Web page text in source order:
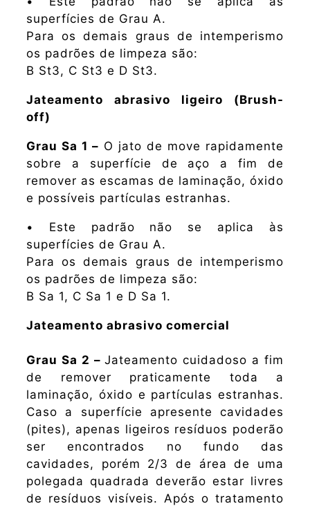
superfícies de Grau A.
Para os demais graus de intemperismo
os padrões de limpeza são:
B St3, C St3 e D St3.
Jateamento abrasivo ligeiro (Brush-
off)
Grau Sa 1 – O jato de move rapidamente
sobre a superfície de aço a fim de
remover as escamas de laminação, óxido
e possíveis partículas estranhas.
• Este padrão não se aplica às
superfícies de Grau A.
Para os demais graus de intemperismo
os padrões de limpeza são:
B Sa 1, C Sa 1 e D Sa 1.
Jateamento abrasivo comercial
Grau Sa 2 –Jateamento cuidadoso a fim
de remover praticamente toda a
laminação, óxido e partículas estranhas.
Caso a superfície apresente cavidades
(pites), apenas ligeiros resíduos poderão
ser encontrados no fundo das
cavidades, porém 2/3 de área de uma
polegada quadrada deverão estar livres
de resíduos visíveis. Após o tratamento